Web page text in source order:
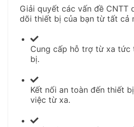
Giải quyết các vấn đề CNTT
dõi thiết bị của bạn từ tất cả
Cung cấp hỗ trợ từ xa tức
bị.
Kết nối an toàn đến thiết
việc từ xa.